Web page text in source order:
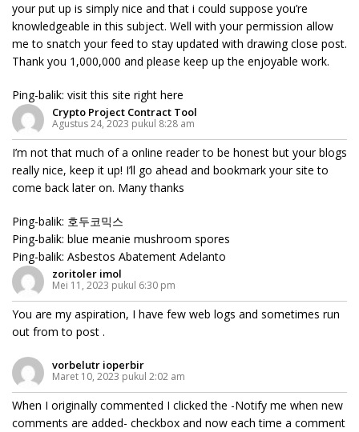
your put up is simply nice and that i could suppose you’re
knowledgeable in this subject. Well with your permission allow
me to snatch your feed to stay updated with drawing close post.
Thank you 1,000,000 and please keep up the enjoyable work.
Ping-balik: visit this site right here
Crypto Project Contract Tool
Agustus 24, 2023 pukul 8:28 am
I’m not that much of a online reader to be honest but your blogs
really nice, keep it up! I’ll go ahead and bookmark your site to
come back later on. Many thanks
Ping-balik: 호두코믹스
Ping-balik: blue meanie mushroom spores
Ping-balik: Asbestos Abatement Adelanto
zoritoler imol
Mei 11, 2023 pukul 6:30 pm
You are my aspiration, I have few web logs and sometimes run
out from to post .
vorbelutr ioperbir
Maret 10, 2023 pukul 2:02 am
When I originally commented I clicked the -Notify me when new
comments are added- checkbox and now each time a comment